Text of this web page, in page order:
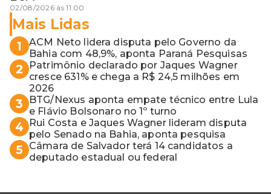
02/08/2026 às 11:00
Mais Lidas
1
ACM Neto lidera disputa pelo Governo da
Bahia com 48,9%, aponta Paraná Pesquisas
2
Patrimônio declarado por Jaques Wagner
cresce 631% e chega a R$ 24,5 milhões em
2026
3
BTG/Nexus aponta empate técnico entre Lula
e Flávio Bolsonaro no 1º turno
4
Rui Costa e Jaques Wagner lideram disputa
pelo Senado na Bahia, aponta pesquisa
5
Câmara de Salvador terá 14 candidatos a
deputado estadual ou federal